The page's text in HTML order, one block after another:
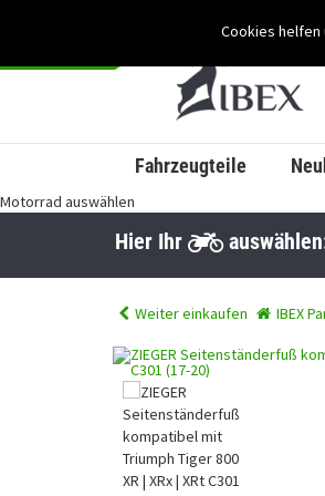
Cookies helfen
Fahrzeugteile
Motorrad auswählen
Hier Ihr
Weiter einkaufen IBEX